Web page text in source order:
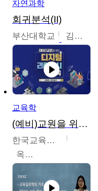
자연과학
회귀분석(II)
부산대학교 김충락
교육학
(예비)교원을 위한 디지털 리터러시 교육
한국교육학술정보원
옥현진